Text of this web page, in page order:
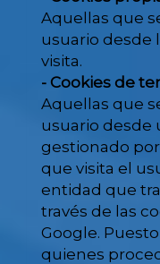
Aquellas que
usuario desde
visita.
- Cookies de
Aquellas que
usuario desde
gestionado
que visita el
entidad que
través de las
Google.
quienes